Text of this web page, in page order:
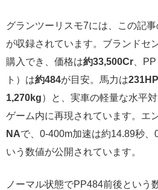
グランツーリスモ7には、この記事
が収録されています。ブランドセ
購入でき、価格は約33,500Cr 、
ト）は約484が目安。馬力は231HP
1,270kg）と、実車の軽量な水平
ゲーム内に再現されています。エ
NAで、0-400m加速は約14.89秒、
いう数値が公開されています。
ノーマル状態でPP484前後という